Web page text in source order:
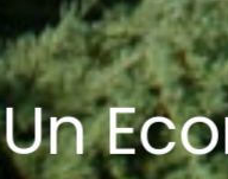
Un